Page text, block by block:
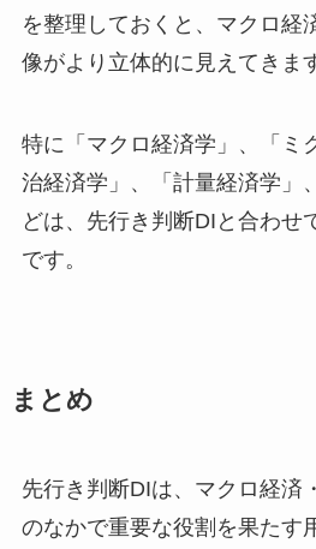
を整理しておくと、マクロ経
像がより立体的に見えてきま
特に「マクロ経済学」、「ミ
治経済学」、「計量経済学」
どは、先行き判断DIと合わせ
です。
まとめ
先行き判断DIは、マクロ経済
のなかで重要な役割を果たす